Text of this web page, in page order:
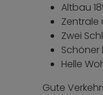
Altbau
Zentrale
Zwei
Helle
Gute